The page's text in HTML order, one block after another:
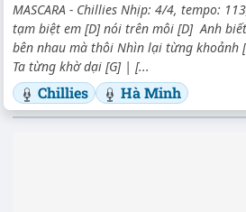
MASCARA - Chillies Nhịp: 4/4, tempo:
tạm biệt em [D] nói trên môi [D] Anh
bên nhau mà thôi Nhìn lại từng khoảnh
Ta từng khờ dại [G] | [...
Chillies Hà Minh